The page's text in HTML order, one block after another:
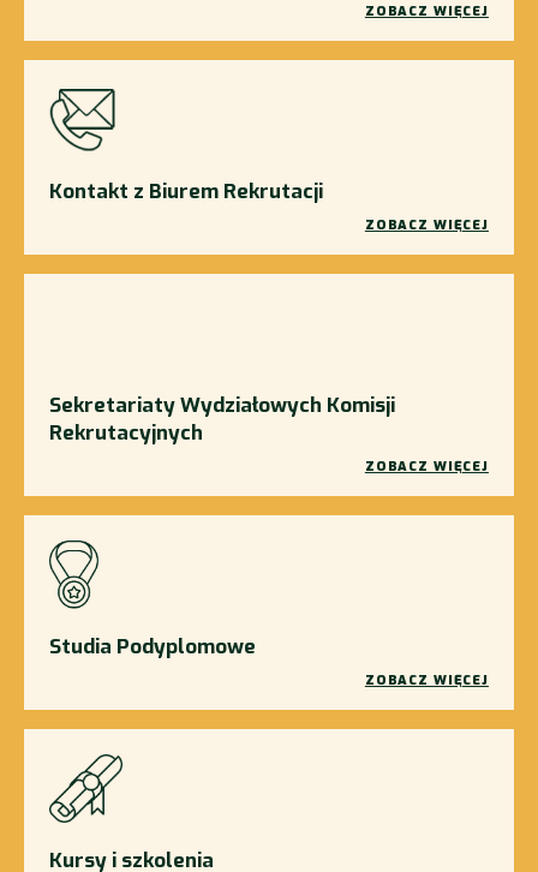
ZOBACZ WIĘCEJ
Kontakt z Biurem Rekrutacji
ZOBACZ WIĘCEJ
Sekretariaty Wydziałowych Komisji
Rekrutacyjnych
ZOBACZ WIĘCEJ
Studia Podyplomowe
ZOBACZ WIĘCEJ
Kursy i szkolenia